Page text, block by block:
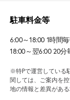
駐車料金等
6:00～18:00 1時間
18:00～翌6:00 20分
※特Pで運営している
関しては、ご案内を
地の情報と差異があ